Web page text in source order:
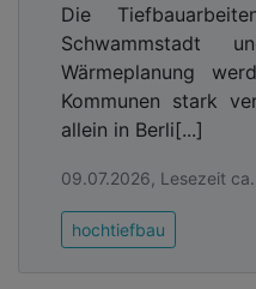
Die
Schwammstadt
Wärmeplanung
Kommunen stark
allein in Berli[...]
09.07.2026, Lesezeit
hochtiefbau